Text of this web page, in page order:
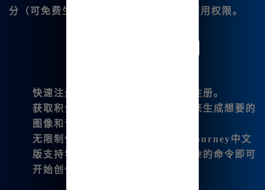
分（可免费生成绘画）和无限制的工具使用权限。
快速注册
：只需几分钟，轻松完成注册。
获取积分
：每日领取积分，可以用来生成想要的
图像和音乐。
无限制使用
：对于新手来说，Midjourney中文
版支持零基础用户，可以不需要复杂的命令即可
开始创作。